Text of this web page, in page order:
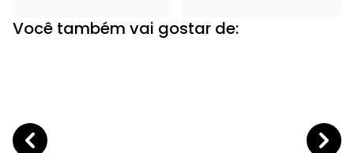
Você também vai gostar de: